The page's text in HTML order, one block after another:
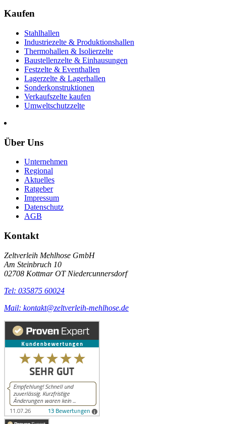
Kaufen
Stahlhallen
Industriezelte & Produktionshallen
Thermohallen & Isolierzelte
Baustellenzelte & Einhausungen
Festzelte & Eventhallen
Lagerzelte & Lagerhallen
Sonderkonstruktionen
Verkaufszelte kaufen
Umweltschutzzelte
Über Uns
Unternehmen
Regional
Aktuelles
Ratgeber
Impressum
Datenschutz
AGB
Kontakt
Zeltverleih Mehlhose GmbH
Am Steinbruch 10
02708 Kottmar OT Niedercunnersdorf
Tel: 035875 60024
Mail: kontakt@zeltverleih-mehlhose.de